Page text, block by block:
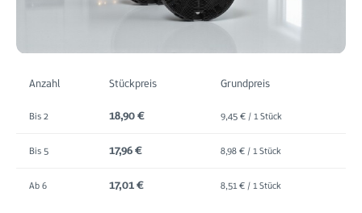
Anzahl Stückpreis Grundpreis
Bis2 18,90 € 9,45 € / 1 Stück
Bis 5 17,96 € 8,98 € / 1 Stück
Ab6 17,01 € 8,51 € / 1 Stück